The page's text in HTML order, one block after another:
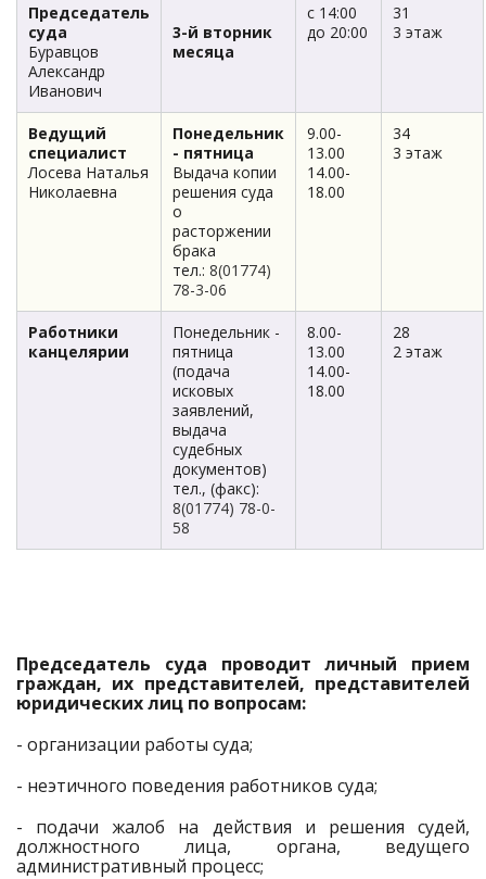
Председатель
суда
Буравцов
Александр
Иванович
3-й вторник
месяца
с 14:00
до 20:00
31
3 этаж
Ведущий
специалист
Лосева Наталья
Николаевна
Понедельник
- пятница
Выдача копии
решения суда
о
расторжении
брака
тел.: 8(01774)
78-3-06
9.00-
13.00
14.00-
18.00
34
3 этаж
Работники
канцелярии
Понедельник -
пятница
(подача
исковых
заявлений,
выдача
судебных
документов)
тел., (факс):
8(01774) 78-0-
58
8.00-
13.00
14.00-
18.00
28
2 этаж
Председатель суда проводит личный прием
граждан, их представителей, представителей
юридических лиц по вопросам:
- организации работы суда;
- неэтичного поведения работников суда;
- подачи жалоб на действия и решения судей,
должностного лица, органа, ведущего
административный процесс;